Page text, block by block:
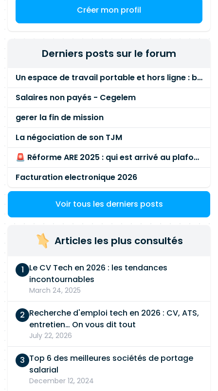
Créer mon profil
Derniers posts sur le forum
Un espace de travail portable et hors ligne : besoin réel ou fausse bonne idée ?
Salaires non payés - Cegelem
gerer la fin de mission
La négociation de son TJM
🚨 Réforme ARE 2025 : qui est arrivé au plafond des 60 % en gardant son entreprise ?
Facturation electronique 2026
Voir tous les derniers posts
Articles les plus consultés
Le CV Tech en 2026 : les tendances
incontournables
March 24, 2025
Recherche d'emploi tech en 2026 : CV, ATS,
entretien… On vous dit tout
July 22, 2026
Top 6 des meilleures sociétés de portage
salarial
December 12, 2024